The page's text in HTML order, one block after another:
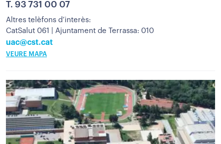
T. 93 731 00 07
Altres telèfons d’interès:
CatSalut 061 | Ajuntament de Terrassa: 010
uac@cst.cat
VEURE MAPA